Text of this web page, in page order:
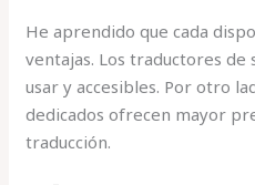
He aprendido que cada
ventajas. Los traductores
usar y accesibles. Por otro
dedicados ofrecen mayor
traducción.